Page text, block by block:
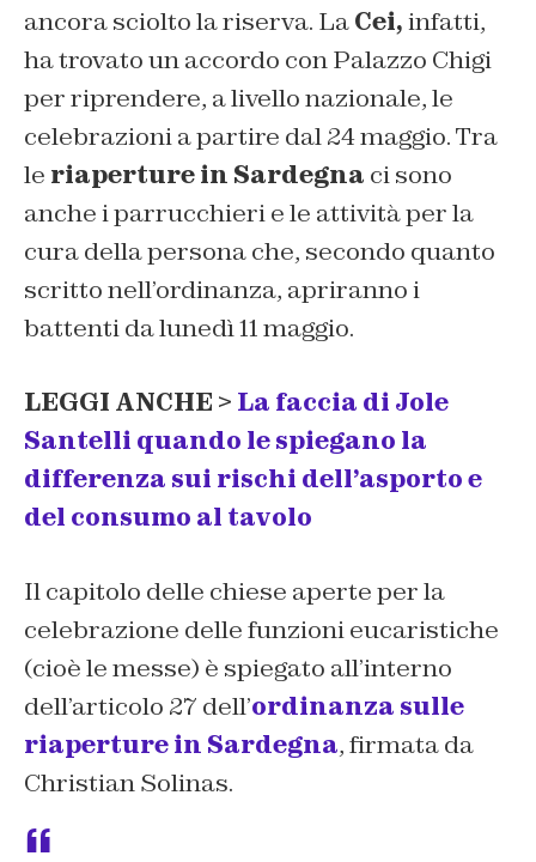
ancora sciolto la riserva. LaCei,infatti,
ha trovato un accordo con Palazzo Chigi
per riprendere, a livello nazionale, le
celebrazioni a partire dal 24 maggio. Tra
le riaperture in Sardegna ci sono
anche i parrucchieri e le attività per la
cura della persona che, secondo quanto
scritto nell’ordinanza, apriranno i
battenti da lunedì 11 maggio.
LEGGI ANCHE > La faccia di Jole
Santelli quando le spiegano la
differenza sui rischi dell’asporto e
del consumo al tavolo
Il capitolo delle chiese aperte per la
celebrazione delle funzioni eucaristiche
(cioè le messe) è spiegato all’interno
dell’articolo 27 dell’ordinanza sulle
riaperture in Sardegna, firmata da
Christian Solinas.